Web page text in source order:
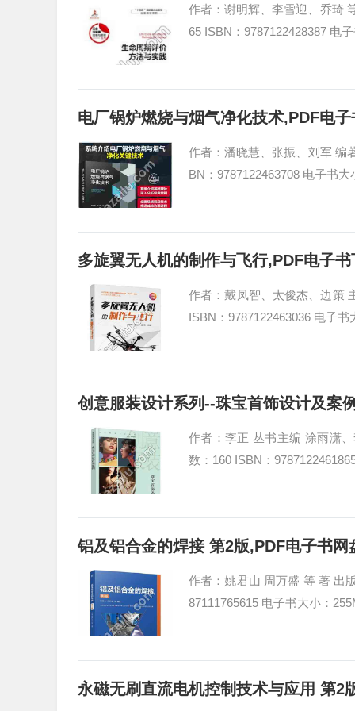
作者：谢明辉、李雪迎、乔琦
65 ISBN：9787122428387 电
电厂锅炉燃烧与烟气净化技术,PDF电
作者：潘晓慧、张振、刘军 编
BN：9787122463708 电子书
多旋翼无人机的制作与飞行,PDF电子
作者：戴凤智、太俊杰、边策
ISBN：9787122463036 电子
创意服装设计系列--珠宝首饰设计及案
作者：李正 丛书主编 涂雨潇
数：160 ISBN：
铝及铝合金的焊接 第2版,PDF电子书网
作者：姚君山 周万盛 等 著 出
87111765615 电子书大小：
永磁无刷直流电机控制技术与应用 第2